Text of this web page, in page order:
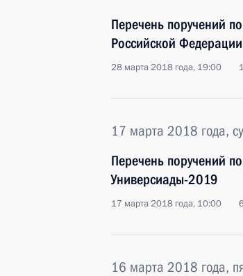
Перечень поручений
Российской Федерации
28 марта 2018 года, 19:00
17 марта 2018 года,
Перечень поручений
Универсиады-2019
17 марта 2018 года, 10:00
16 марта 2018 года,